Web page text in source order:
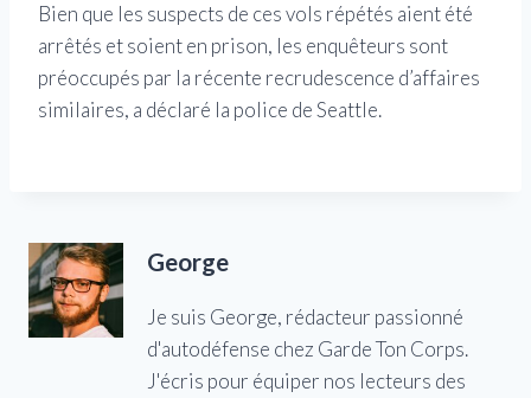
Bien que les suspects de ces vols répétés aient été
arrêtés et soient en prison, les enquêteurs sont
préoccupés par la récente recrudescence d’affaires
similaires, a déclaré la police de Seattle.
George
Je suis George, rédacteur passionné
d'autodéfense chez Garde Ton Corps.
J'écris pour équiper nos lecteurs des